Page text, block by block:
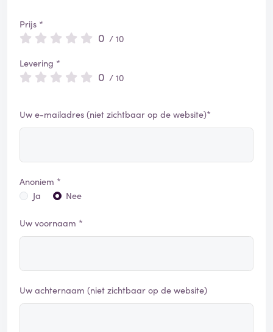
Prijs *
0 / 10
Levering *
0 / 10
Uw e-mailadres (niet zichtbaar op de website)*
Anoniem *
Ja
Nee
Uw voornaam *
Uw achternaam (niet zichtbaar op de website)